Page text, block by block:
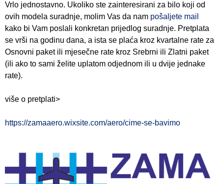
Vrlo jednostavno. Ukoliko ste zainteresirani za bilo koji od
ovih modela suradnje, molim Vas da nam pošaljete mail
kako bi Vam poslali konkretan prijedlog suradnje. Pretplata
se vrši na godinu dana, a ista se plaća kroz kvartalne rate za
Osnovni paket ili mjesečne rate kroz Srebrni ili Zlatni paket
(ili ako to sami želite uplatom odjednom ili u dvije jednake
rate).
više o pretplati>
https://zamaaero.wixsite.com/aero/cime-se-bavimo